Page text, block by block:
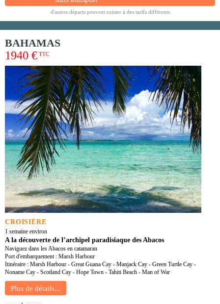
d'autres départs peuvent exister à des tarifs différents
BAHAMAS
1940 € TTC
CROISIÈRE
1 semaine environ
A la découverte de l’archipel paradisiaque des Abacos
Naviguez dans les Abacos en catamaran
Port d'embarquement : Marsh Harbour
Itinéraire : Marsh Harbour - Great Guana Cay - Manjack Cay - Green Turtle Cay -
Noname Cay - Scotland Cay - Hope Town - Tahiti Beach - Man of War